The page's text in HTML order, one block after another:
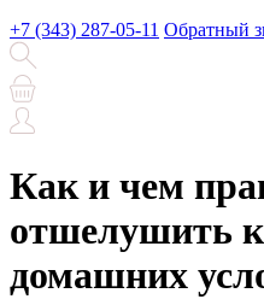
+7 (343) 287-05-11 Обратный
Как и чем
отшелушить
домашних